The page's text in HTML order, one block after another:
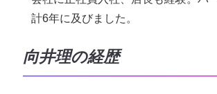
計6年に及びました。
向井理の経歴